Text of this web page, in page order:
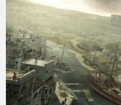
イベント/セミナー
eスポーツ